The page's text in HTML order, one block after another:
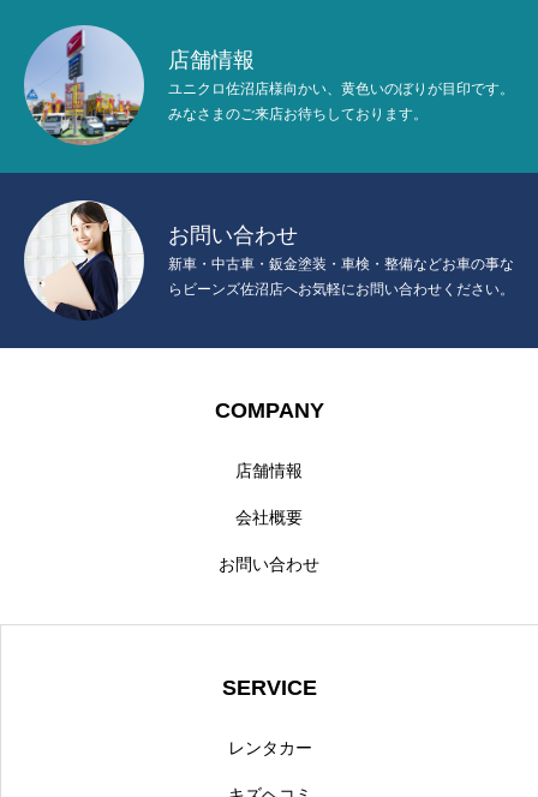
店舗情報
ユニクロ佐沼店様向かい、黄色いのぼりが目印です。
みなさまのご来店お待ちしております。
お問い合わせ
新車・中古車・鈑金塗装・車検・整備などお車の事な
らビーンズ佐沼店へお気軽にお問い合わせください。
COMPANY
店舗情報
会社概要
お問い合わせ
SERVICE
レンタカー